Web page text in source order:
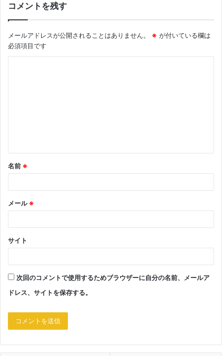
コメントを残す
メールアドレスが公開されることはありません。 ※ が付いている欄は
必須項目です
名前 ※
メール※
サイト
次回のコメントで使用するためブラウザーに自分の名前、メールア
ドレス、サイトを保存する。